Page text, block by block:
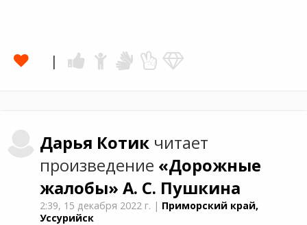
Дарья Котик читает
произведение «Дорожные
жалобы»А. С. Пушкина
2:39, 15 декабря 2022 г. | Приморский край,
Уссурийск